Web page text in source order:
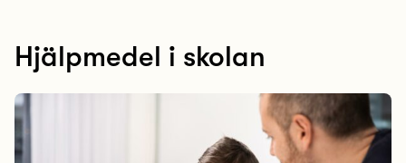
Hjälpmedel i skolan